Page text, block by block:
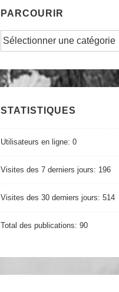
PARCOURIR
Parcourir
STATISTIQUES
Utilisateurs en ligne: 0
Visites des 7 derniers jours: 196
Visites des 30 derniers jours: 514
Total des publications: 90